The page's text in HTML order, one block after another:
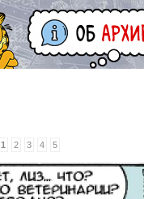
1 2 3 4 5